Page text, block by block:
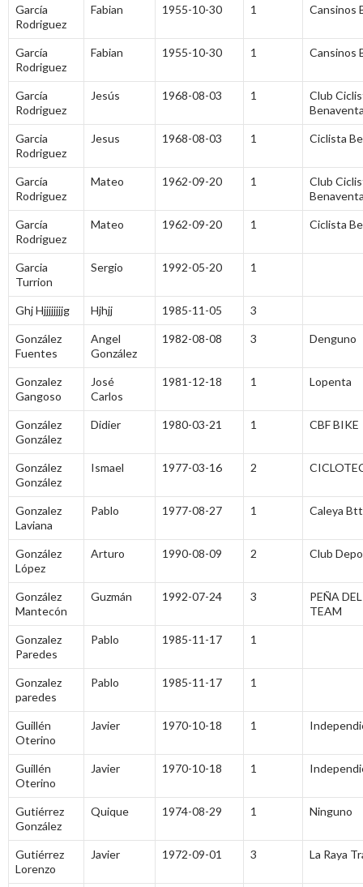
García
Rodriguez
Fabian 1955-10-30 1 Cansinos
García
Rodriguez
Fabian 1955-10-30 1 Cansinos
García
Rodriguez
Jesús 1968-08-03 1
Club
Garcia
Rodriguez
Jesus 1968-08-03 1 Ciclista
García
Rodriguez
Mateo 1962-09-20 1
Club
García
Rodriguez
Mateo 1962-09-20 1 Ciclista
Garcia
Turrion
Sergio 1992-05-20 1
Ghj Hjjjjjjjjg Hjhjj 1985-11-05 3
González
Fuentes
Angel
González
1982-08-08 3 Denguno
Gonzalez
Gangoso
José
Carlos
1981-12-18 1 Lopenta
González
González
Didier 1980-03-21 1 CBF BIKE
González
González
Ismael 1977-03-16 2
Gonzalez
Laviana
Pablo 1977-08-27 1 Caleya Btt
González
López
Arturo 1990-08-09 2 Club
González
Mantecón
Guzmán 1992-07-24 3
PEÑA
TEAM
Gonzalez
Paredes
Pablo 1985-11-17 1
Gonzalez
paredes
Pablo 1985-11-17 1
Guillén
Oterino
Javier 1970-10-18 1
Guillén
Oterino
Javier 1970-10-18 1
Gutiérrez
González
Quique 1974-08-29 1 Ninguno
Gutiérrez
Lorenzo
Javier 1972-09-01 3 La Raya